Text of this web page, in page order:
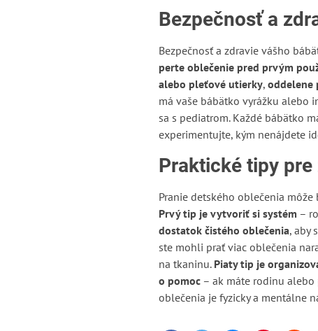
Bezpečnosť a
Bezpečnosť a zdravie vášho
perte oblečenie pred prvým
alebo pleťové utierky, oddelene
má vaše bábätko vyrážku alebo
sa s pediatrom. Každé bábätko
experimentujte, kým nenájdete
Praktické tipy
Pranie detského oblečenia
Prvý tip je vytvoriť si systém –
dostatok čistého oblečenia, aby
ste mohli prať viac oblečenia
na tkaninu. Piaty tip je
o pomoc– ak máte rodinu alebo
oblečenia je fyzicky a mentálne